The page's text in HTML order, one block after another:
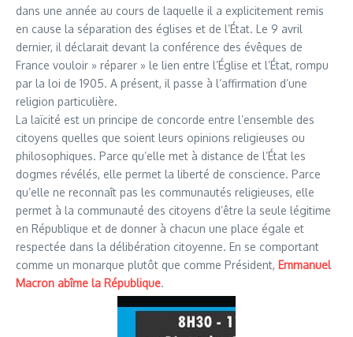
dans une année au cours de laquelle il a explicitement remis
en cause la séparation des églises et de l’État. Le 9 avril
dernier, il déclarait devant la conférence des évêques de
France vouloir » réparer » le lien entre l’Église et l’État, rompu
par la loi de 1905. A présent, il passe à l’affirmation d’une
religion particulière.
La laïcité est un principe de concorde entre l’ensemble des
citoyens quelles que soient leurs opinions religieuses ou
philosophiques. Parce qu’elle met à distance de l’État les
dogmes révélés, elle permet la liberté de conscience. Parce
qu’elle ne reconnaît pas les communautés religieuses, elle
permet à la communauté des citoyens d’être la seule légitime
en République et de donner à chacun une place égale et
respectée dans la délibération citoyenne. En se comportant
comme un monarque plutôt que comme Président, Emmanuel
Macron abîme la République.